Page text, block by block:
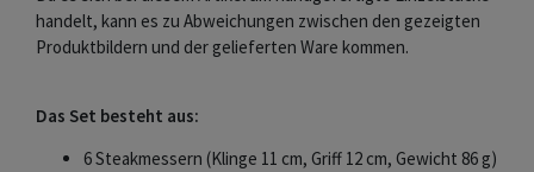
handelt, kann es zu Abweichungen zwischen den gezeigten
Produktbildern und der gelieferten Ware kommen.
Das Set besteht aus:
6 Steakmessern (Klinge 11 cm, Griff 12 cm, Gewicht 86 g)